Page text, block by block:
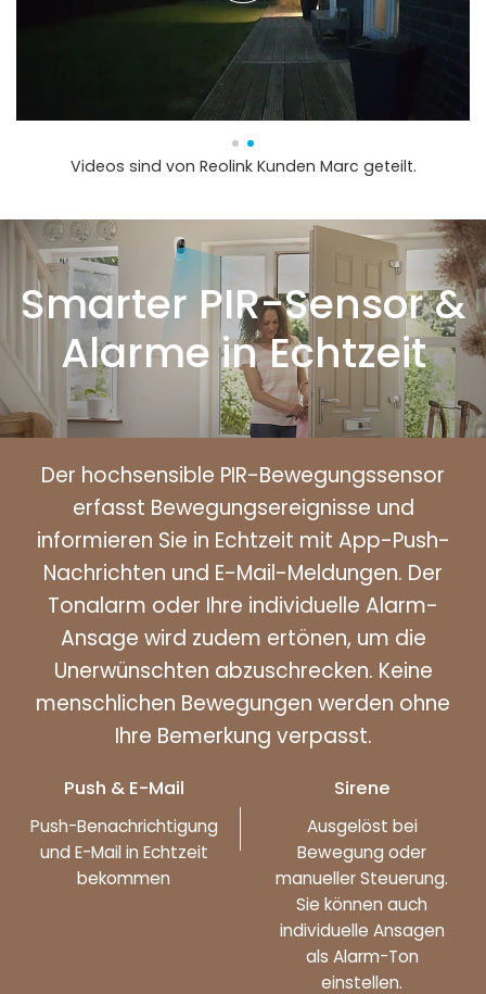
Videos sind von Reolink Kunden Marc geteilt.
Smarter PIR-Sensor &
Alarme in Echtzeit
Der hochsensible PIR-Bewegungssensor
erfasst Bewegungsereignisse und
informieren Sie in Echtzeit mit App-Push-
Nachrichten und E-Mail-Meldungen. Der
Tonalarm oder Ihre individuelle Alarm-
Ansage wird zudem ertönen, um die
Unerwünschten abzuschrecken. Keine
menschlichen Bewegungen werden ohne
Ihre Bemerkung verpasst.
Push & E-Mail
Push-Benachrichtigung
und E-Mail in Echtzeit
bekommen
Sirene
Ausgelöst bei
Bewegung oder
manueller Steuerung.
Sie können auch
individuelle Ansagen
als Alarm-Ton
einstellen.